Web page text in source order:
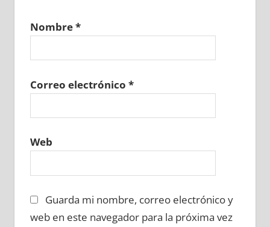
Nombre*
Correo electrónico *
Web
Guarda mi nombre, correo electrónico y
web en este navegador para la próxima vez